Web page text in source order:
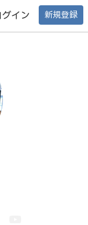
グイン 新規登録